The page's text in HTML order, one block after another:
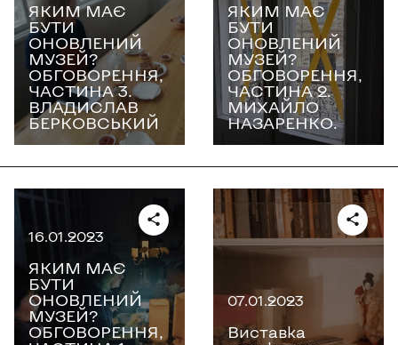
ЯКИМ МАЄ
БУТИ
ОНОВЛЕНИЙ
МУЗЕЙ?
ОБГОВОРЕННЯ,
ЧАСТИНА 3.
ВЛАДИСЛАВ
БЕРКОВСЬКИЙ
ЯКИМ МАЄ
БУТИ
ОНОВЛЕНИЙ
МУЗЕЙ?
ОБГОВОРЕННЯ,
ЧАСТИНА 2.
МИХАЙЛО
НАЗАРЕНКО.
16.01.2023
ЯКИМ МАЄ
БУТИ
ОНОВЛЕНИЙ
МУЗЕЙ?
ОБГОВОРЕННЯ,
07.01.2023
Виставка